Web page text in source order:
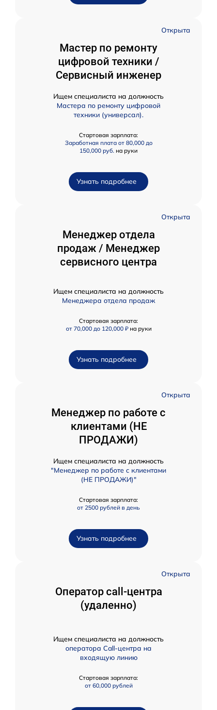
Открыта
Мастер по ремонту
цифровой техники /
Сервисный инженер
Ищем специалиста на должность
Мастера по ремонту цифровой
техники (универсал).
Стартовая зарплата:
Заработная плата от 80,000 до
150,000 руб. на руки
Узнать подробнее
Открыта
Менеджер отдела
продаж / Менеджер
сервисного центра
Ищем специалиста на должность
Менеджера отдела продаж
Стартовая зарплата:
от 70,000 до 120,000 ₽ на руки
Узнать подробнее
Открыта
Менеджер по работе с
клиентами (НЕ
ПРОДАЖИ)
Ищем специалиста на должность
"Менеджер по работе с клиентами
(НЕ ПРОДАЖИ)"
Стартовая зарплата:
от 2500 рублей в день
Узнать подробнее
Открыта
Оператор call-центра
(удаленно)
Ищем специалиста на должность
оператора Call-центра на
входящую линию
Стартовая зарплата:
от 60,000 рублей